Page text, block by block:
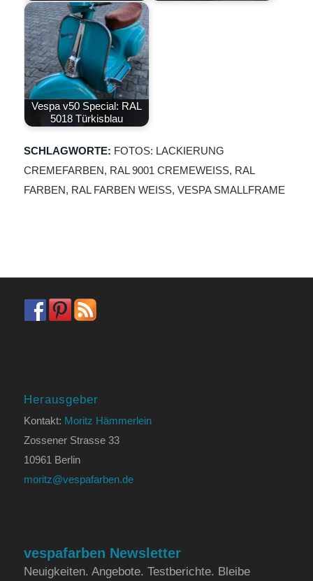
Vespa v50 Special: RAL
5018 Türkisblau
SCHLAGWORTE: FOTOS: LACKIERUNG
CREMEFARBEN, RAL 9001 CREMEWEISS , RAL
FARBEN, RAL FARBEN WEISS , VESPA SMALLFRAME
Herausgeber
Kontakt: Moritz Hämmerlein
Zossener Strasse 33
10961 Berlin
moritz@vespafarben.de
vespafarben Newsletter
Neuigkeiten. Angebote. Testberichte. Bleibe